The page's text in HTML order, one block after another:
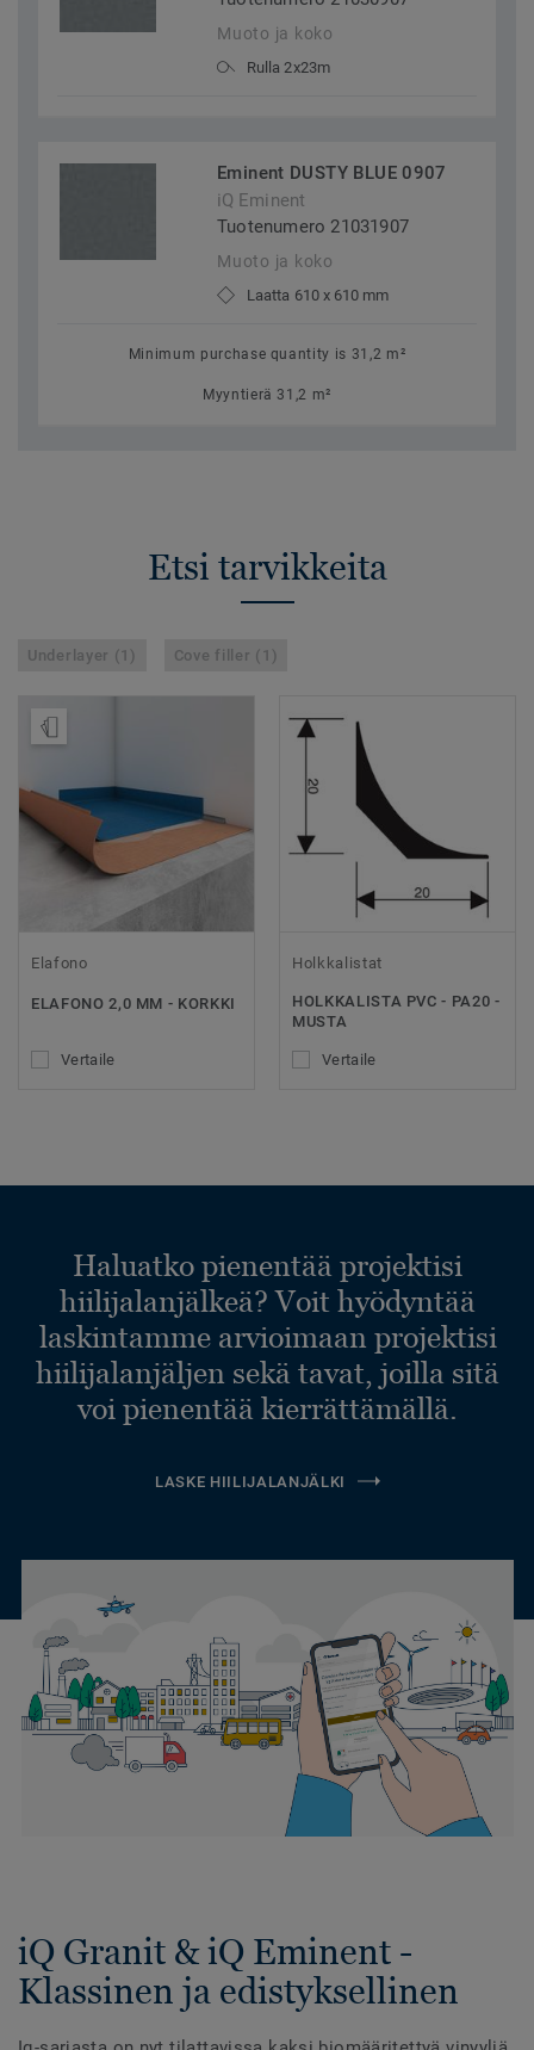
Muoto ja koko
Rulla 2x23m
Eminent DUSTY BLUE 0907
iQ Eminent
Tuotenumero 21031907
Muoto ja koko
Laatta 610 x 610 mm
Minimum purchase quantity is 31,2 m²
Myyntierä 31,2 m²
Etsi tarvikkeita
Underlayer (1) Cove filler (1)
Elafono
ELAFONO 2,0 MM - KORKKI
Vertaile
Holkkalistat
HOLKKALISTA PVC - PA20 -
MUSTA
Vertaile
Haluatko pienentää projektisi
hiilijalanjälkeä? Voit hyödyntää
laskintamme arvioimaan projektisi
hiilijalanjäljen sekä tavat, joilla sitä
voi pienentää kierrättämällä.
LASKE HIILIJALANJÄLKI
iQ Granit & iQ Eminent -
Klassinen ja edistyksellinen